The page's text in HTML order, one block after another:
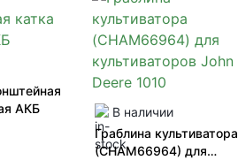
АКБ
В наличии
Граблина культиватора
(CHAM66964) для